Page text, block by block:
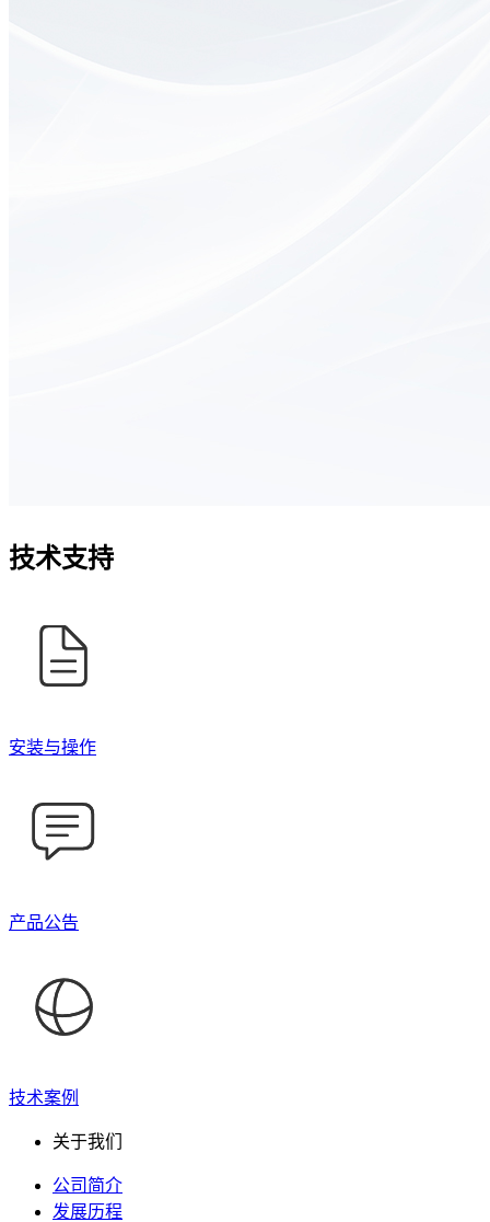
技术支持
安装与操作
产品公告
技术案例
关于我们
公司简介
发展历程